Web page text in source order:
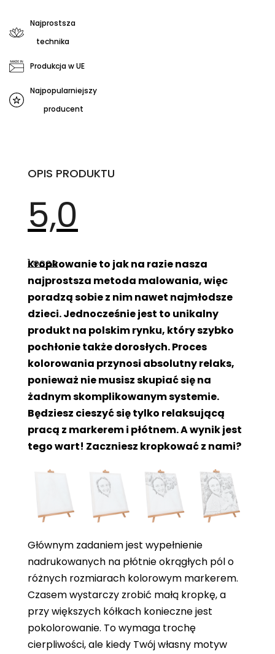
Najprostsza
technika
Produkcja w UE
Najpopularniejszy
producent
OPIS PRODUKTU
5,0
produktu
wynosi
5,0
na
5
gwiazdek.
1 ocen
Kropkowanie to jak na razie nasza
najprostsza metoda malowania, więc
poradzą sobie z nim nawet najmłodsze
dzieci. Jednocześnie jest to unikalny
produkt na polskim rynku, który szybko
pochłonie także dorosłych. Proces
kolorowania przynosi absolutny relaks,
ponieważ nie musisz skupiać się na
żadnym skomplikowanym systemie.
Będziesz cieszyć się tylko relaksującą
pracą z markerem i płótnem. A wynik jest
tego wart! Zaczniesz kropkować z nami?
Głównym zadaniem jest wypełnienie
nadrukowanych na płótnie okrągłych pól o
różnych rozmiarach kolorowym markerem.
Czasem wystarczy zrobić małą kropkę, a
przy większych kółkach konieczne jest
pokolorowanie. To wymaga trochę
cierpliwości, ale kiedy Twój własny motyw